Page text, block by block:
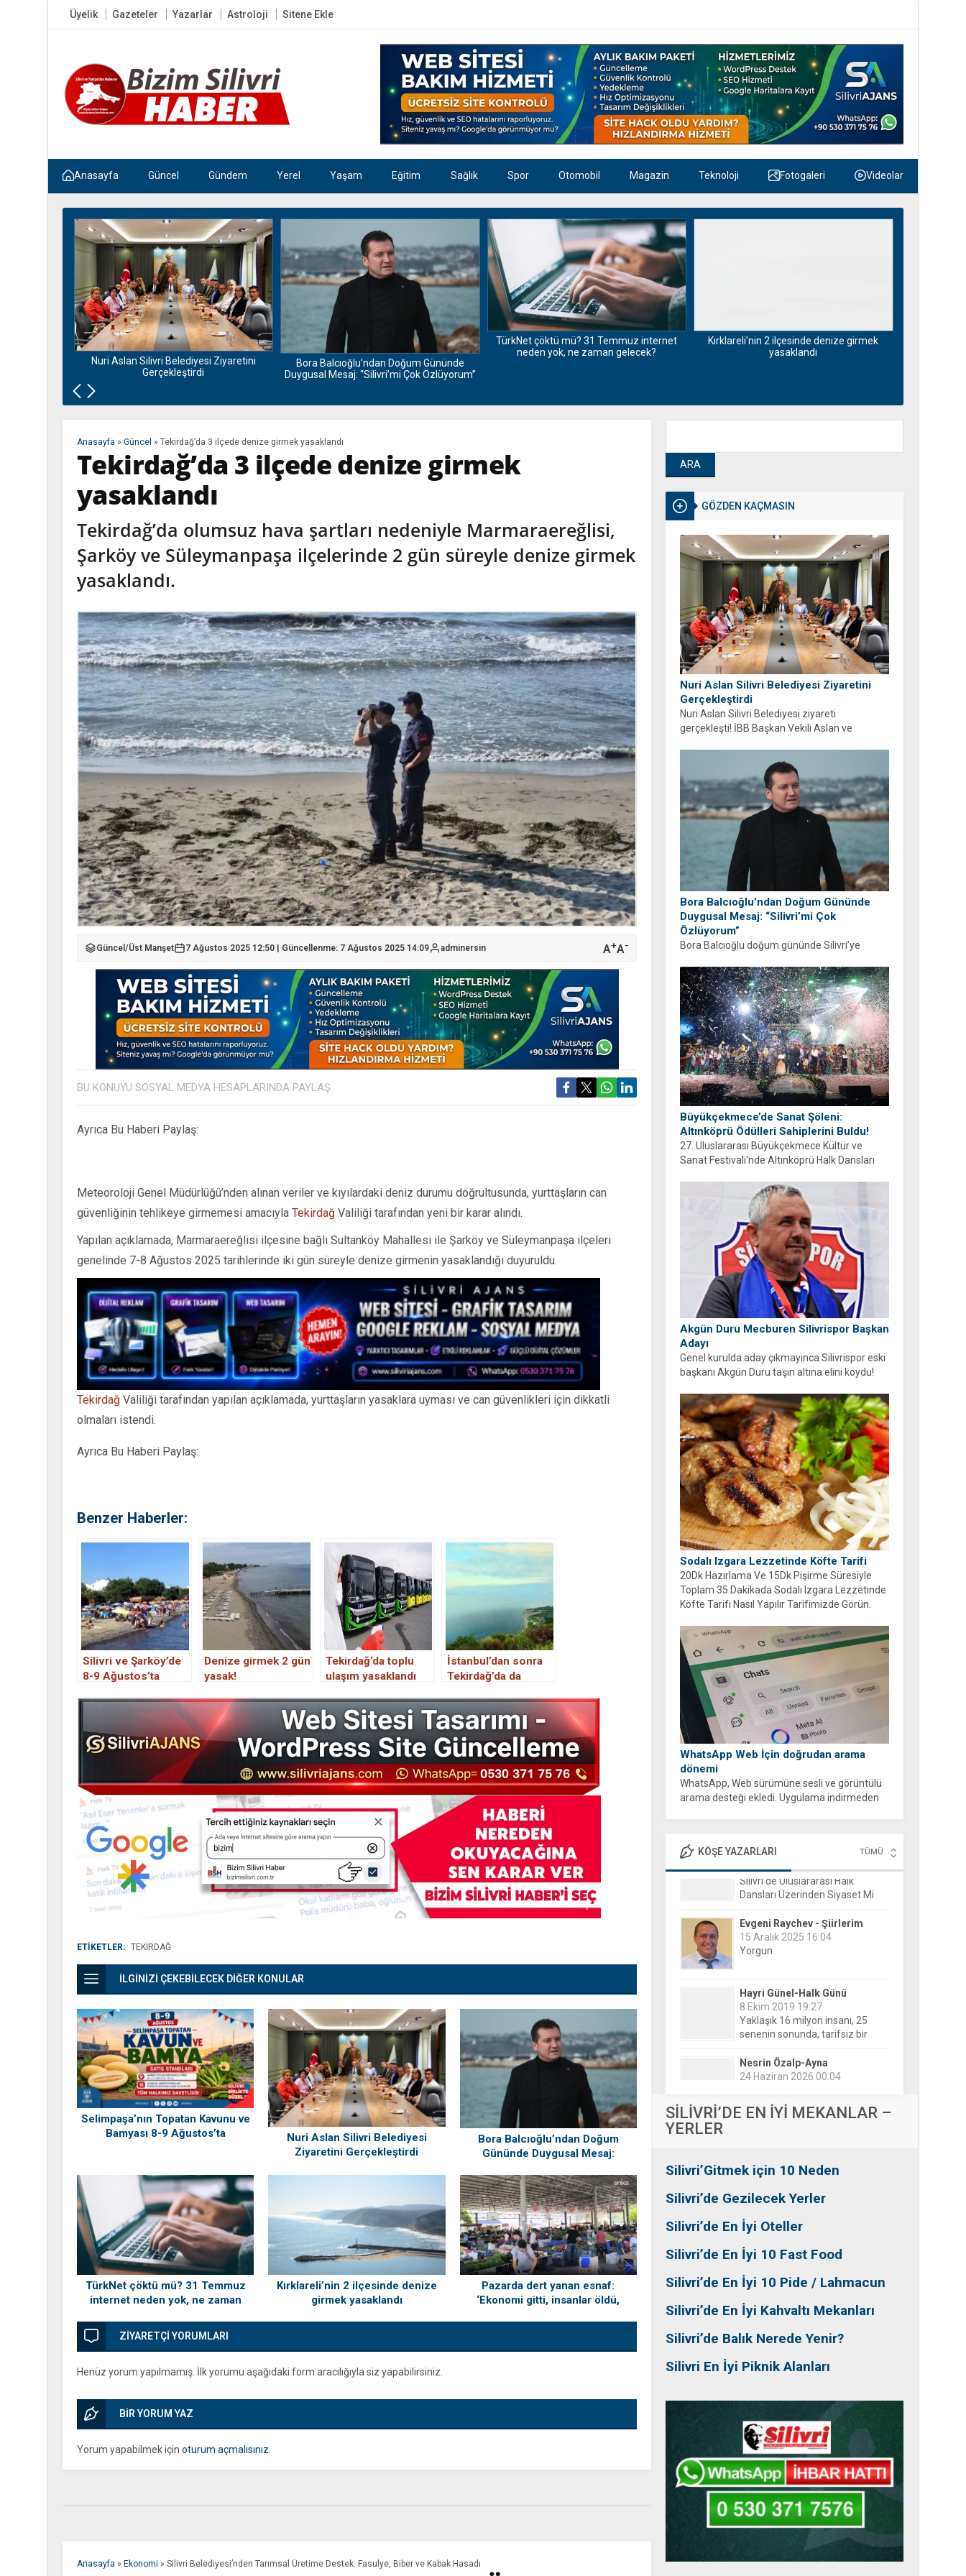
Üyelik Gazeteler Yazarlar Astroloji Sitene Ekle
Anasayfa Güncel Gündem Yerel Yaşam Eğitim Sağlık Spor Otomobil Magazin Teknoloji Fotogaleri Videolar
Nuri Aslan Silivri Belediyesi Ziyaretini
Gerçekleştirdi
Bora Balcıoğlu’ndan Doğum Gününde
Duygusal Mesaj: “Silivri’mi Çok Özlüyorum”
TürkNet çöktü mü? 31 Temmuz internet
neden yok, ne zaman gelecek?
Kırklareli’nin 2 ilçesinde denize girmek
yasaklandı
GÖZDEN KAÇMASIN
Nuri Aslan Silivri Belediyesi Ziyaretini
Gerçekleştirdi
Nuri Aslan Silivri Belediyesi ziyareti
gerçekleşti! İBB Başkan Vekili Aslan ve
Bora Balcıoğlu’ndan Doğum Gününde
Duygusal Mesaj: “Silivri’mi Çok
Özlüyorum”
Bora Balcıoğlu doğum gününde Silivri’ye
ayrıyım” diyen Balcıoğlu, bir sonraki doğum
gününü ailesi ve hemşehrileriyle birlikte
geçirmeyi diledi.
Büyükçekmece’de Sanat Şöleni:
Altınköprü Ödülleri Sahiplerini Buldu!
27. Uluslararası Büyükçekmece Kültür ve
Sanat Festivali'nde Altınköprü Halk Dansları
Akgün Duru Mecburen Silivrispor Başkan
Adayı
Genel kurulda aday çıkmayınca Silivrispor eski
başkanı Akgün Duru taşın altına elini koydu!
açıkladı.
Sodalı Izgara Lezzetinde Köfte Tarifi
20Dk Hazırlama Ve 15Dk Pişirme Süresiyle
Toplam 35 Dakikada Sodalı Izgara Lezzetinde
Köfte Tarifi Nasıl Yapılır Tarifimizde Görün.
WhatsApp Web İçin doğrudan arama
dönemi
WhatsApp, Web sürümüne sesli ve görüntülü
arama desteği ekledi. Uygulama indirmeden
KÖŞE YAZARLARI TÜMÜ
Evgeni Raychev - Şiirlerim
Yorgun
Yaklaşık 16 milyon insanı, 25
senenin sonunda, tarifsiz bir
belirsizliğin ortasına bıraktılar!
Nesrin Özalp-Ayna
Festivaller Yapılmazsa Kim
Kaybeder? Üreticiden Esnafa,
Tansu Bayrakdar-Biz diyoruz
ki
Ersin Özalp-Gerçekler
Silivri’de Uluslararası Halk
Yapılıyor?
SİLİVRİ’DE EN İYİ MEKANLAR –
YERLER
Silivri’Gitmek için 10 Neden
Silivri’de Gezilecek Yerler
Silivri’de En İyi Oteller
Silivri’de En İyi 10 Fast Food
Silivri’de En İyi 10 Pide / Lahmacun
Silivri’de En İyi Kahvaltı Mekanları
Silivri’de Balık Nerede Yenir?
Silivri En İyi Piknik Alanları
Anasayfa » Güncel » Tekirdağ’da 3 ilçede denize girmek yasaklandı
Tekirdağ’da 3 ilçede denize girmek
yasaklandı
Tekirdağ’da olumsuz hava şartları nedeniyle Marmaraereğlisi,
Şarköy ve Süleymanpaşa ilçelerinde 2 gün süreyle denize girmek
yasaklandı.
Güncel /Üst Manşet 7 Ağustos 2025 12:50 | Güncellenme: 7 Ağustos 2025 14:09 adminersin A+A-
BU KONUYU SOSYAL MEDYA HESAPLARINDA PAYLAŞ
Ayrıca Bu Haberi Paylaş:
Meteoroloji Genel Müdürlüğü’nden alınan veriler ve kıyılardaki deniz durumu doğrultusunda, yurttaşların can
güvenliğinin tehlikeye girmemesi amacıyla Tekirdağ Valiliği tarafından yeni bir karar alındı.
Yapılan açıklamada, Marmaraereğlisi ilçesine bağlı Sultanköy Mahallesi ile Şarköy ve Süleymanpaşa ilçeleri
genelinde 7-8 Ağustos 2025 tarihlerinde iki gün süreyle denize girmenin yasaklandığı duyuruldu.
Tekirdağ Valiliği tarafından yapılan açıklamada, yurttaşların yasaklara uyması ve can güvenlikleri için dikkatli
olmaları istendi.
Ayrıca Bu Haberi Paylaş:
Benzer Haberler:
Silivri ve Şarköy’de
8-9 Ağustos’ta
yasaklandı.
Denize girmek 2 gün
yasak!
Tekirdağ’da toplu
ulaşım yasaklandı
İstanbul’dan sonra
Tekirdağ’da da
yapmak yasaklandı
ETİKETLER: TEKIRDAĞ
İLGİNİZİ ÇEKEBİLECEK DİĞER KONULAR
Selimpaşa’nın Topatan Kavunu ve
Bamyası 8-9 Ağustos’ta
Nuri Aslan Silivri Belediyesi
Ziyaretini Gerçekleştirdi
Bora Balcıoğlu’ndan Doğum
Gününde Duygusal Mesaj:
TürkNet çöktü mü? 31 Temmuz
internet neden yok, ne zaman
Kırklareli’nin 2 ilçesinde denize
girmek yasaklandı
Pazarda dert yanan esnaf:
‘Ekonomi gitti, insanlar öldü,
ZİYARETÇİ YORUMLARI
Henüz yorum yapılmamış. İlk yorumu aşağıdaki form aracılığıyla siz yapabilirsiniz.
BİR YORUM YAZ
Yorum yapabilmek için oturum açmalısınız
Anasayfa » Ekonomi » Silivri Belediyesi’nden Tarımsal Üretime Destek: Fasulye, Biber ve Kabak Hasadı